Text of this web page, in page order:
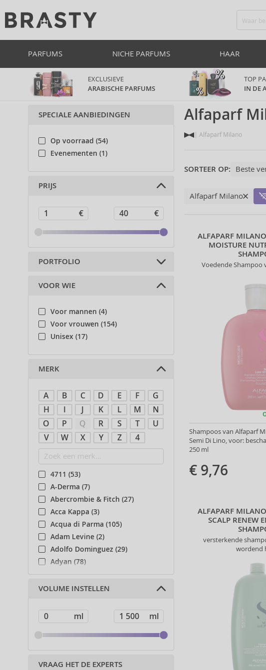
PARFUMS NICHE PARFUMS HAAR
EXCLUSIEVE
ARABISCHE PARFUMS
TOP
IN DE
Alfaparf
Alfaparf Milano
SORTEER OP:
Alfaparf Milano
ALFAPARF
MOISTURE
Voedende Shampoo
Shampoos van Alfaparf
Semi Di Lino, voor:
250 ml
€ 9,76
ALFAPARF
SCALP RENEW
versterkende
wordend
SPECIALE AANBIEDINGEN
Op voorraad (54)
Evenementen (1)
PRIJS
PORTFOLIO
Haarcosmetica (175)
VOOR WIE
Voor mannen (4)
Voor vrouwen (154)
Unisex (17)
MERK
A B C D E F
G
H
I J K L M
N
O
P Q R S T
U
V
W X Y Z 4
4711 (53)
A-Derma (7)
Abercrombie & Fitch (27)
Acca Kappa (3)
Acqua di Parma (105)
Adam Levine (2)
Adolfo Dominguez (29)
Adyan (78)
Affinage (1)
Afnan (83)
Ahava (49)
Aigner (41)
Ajmal (87)
Al Haramain (178)
Al Wataniah (79)
VOLUME INSTELLEN
VRAAG HET DE EXPERTS